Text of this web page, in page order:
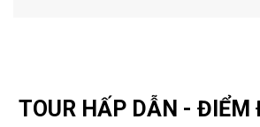
TOUR HẤP DẪN - ĐIỂM